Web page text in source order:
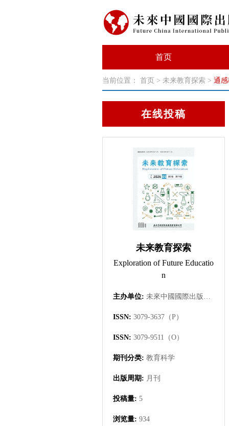
首页
当前位置： 首页 > 未来教育探索 > 通
在线投稿
未来教育探索
Exploration of Future Educatio
n
主办单位: 未來中國國際出版集團有限公司
ISSN: 3079-3637（P）
ISSN: 3079-9511（O）
期刊分类: 教育科学
出版周期: 月刊
投稿量: 5
浏览量: 934